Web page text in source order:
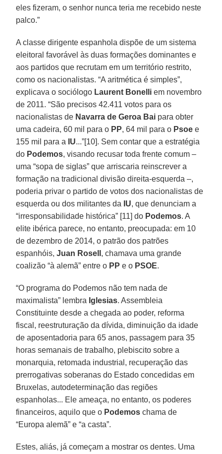
eles fizeram, o senhor nunca teria me recebido neste
palco.”
A classe dirigente espanhola dispõe de um sistema
eleitoral favorável às duas formações dominantes e
aos partidos que recrutam em um território restrito,
como os nacionalistas. “A aritmética é simples”,
explicava o sociólogo Laurent Bonelli em novembro
de 2011. “São precisos 42.411 votos para os
nacionalistas de Navarra de Geroa Bai para obter
uma cadeira, 60 mil para o PP, 64 mil para o Psoe e
155 mil para a IU...”[10]. Sem contar que a estratégia
do Podemos, visando recusar toda frente comum –
uma “sopa de siglas” que arriscaria reinscrever a
formação na tradicional divisão direita-esquerda –,
poderia privar o partido de votos dos nacionalistas de
esquerda ou dos militantes da IU, que denunciam a
“irresponsabilidade histórica” [11] do Podemos. A
elite ibérica parece, no entanto, preocupada: em 10
de dezembro de 2014, o patrão dos patrões
espanhóis,Juan Rosell , chamava uma grande
coalizão “à alemã” entre o PP e o PSOE.
“O programa do Podemos não tem nada de
maximalista” lembra Iglesias. Assembleia
Constituinte desde a chegada ao poder, reforma
fiscal, reestruturação da dívida, diminuição da idade
de aposentadoria para 65 anos, passagem para 35
horas semanais de trabalho, plebiscito sobre a
monarquia, retomada industrial, recuperação das
prerrogativas soberanas do Estado concedidas em
Bruxelas, autodeterminação das regiões
espanholas... Ele ameaça, no entanto, os poderes
financeiros, aquilo que o Podemos chama de
“Europa alemã” e “a casta”.
Estes, aliás, já começam a mostrar os dentes. Uma